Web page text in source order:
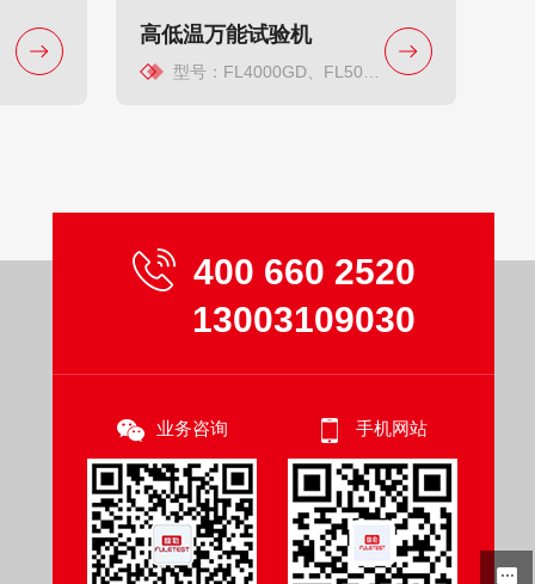
高低温万能试验机
型号：FL4000GD、FL5000GD
400 660 2520
13003109030
业务咨询 手机网站